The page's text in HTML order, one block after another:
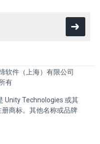
软件（上海）有限公司
有
Unity Technologies 或其
商标。其他名称或品牌